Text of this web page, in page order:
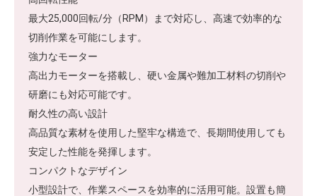
最大25,000回転/分（RPM）まで対応し、高速で効率的な
切削作業を可能にします。
強力なモーター
高出力モーターを搭載し、硬い金属や難加工材料の切削や
研磨にも対応可能です。
耐久性の高い設計
高品質な素材を使用した堅牢な構造で、長期間使用しても
安定した性能を発揮します。
コンパクトなデザイン
小型設計で、作業スペースを効率的に活用可能。設置も簡